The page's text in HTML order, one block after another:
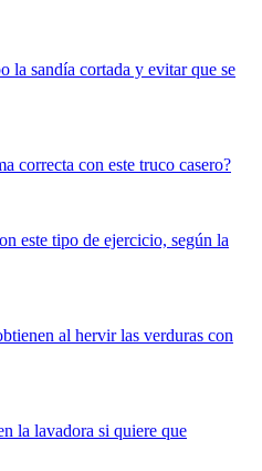
la sandía cortada y evitar que se
correcta con este truco casero?
este tipo de ejercicio, según la
al hervir las verduras con
la lavadora si quiere que